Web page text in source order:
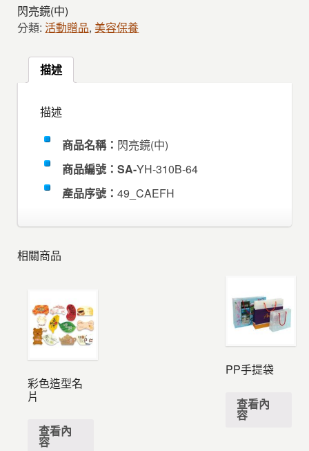
閃亮鏡(中)
分類:活動贈品,美容保養
描述
描述
商品名稱： 閃亮鏡(中)
商品編號：SA-YH-310B-64
產品序號：49_CAEFH
相關商品
彩色造型名
片
查看內
容
PP手提袋
查看內
容